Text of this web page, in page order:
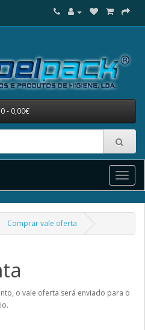
0 - 0,00€
Comprar vale oferta
o vale oferta será enviado para o